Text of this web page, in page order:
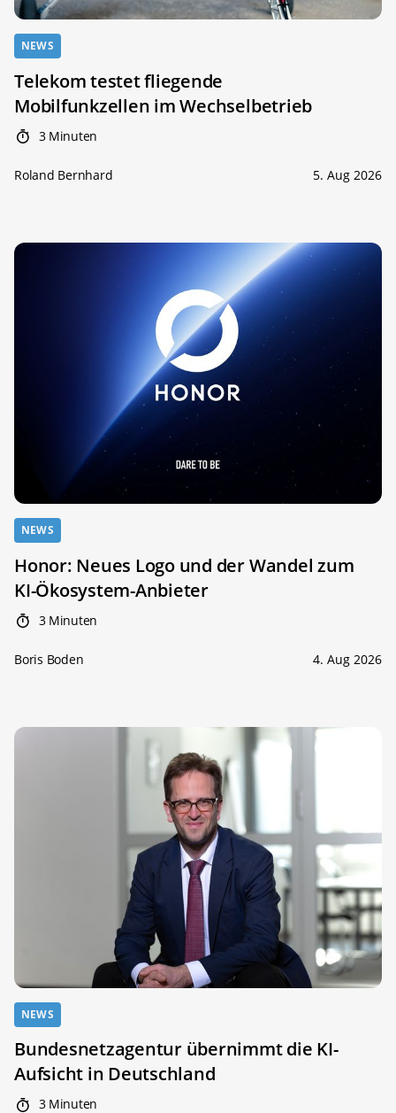
NEWS
Telekom testet fliegende
Mobilfunkzellen im Wechselbetrieb
3 Minuten
Roland Bernhard 5. Aug 2026
NEWS
Honor: Neues Logo und der Wandel zum
KI-Ökosystem-Anbieter
3 Minuten
Boris Boden 4. Aug 2026
NEWS
Bundesnetzagentur übernimmt die KI-
Aufsicht in Deutschland
3 Minuten